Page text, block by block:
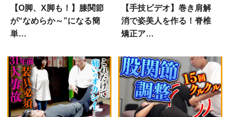
【O脚、X脚も！】膝関節
が“なめらか～”になる簡
単…
【手技ビデオ】巻き肩解
消で姿美人を作る！脊椎
矯正ア…